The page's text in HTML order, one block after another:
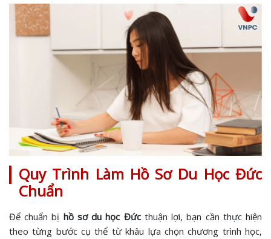
Quy Trình Làm Hồ Sơ Du Học Đức
Chuẩn
Để chuẩn bị hồ sơ du học Đức thuận lợi, bạn cần thực hiện
theo từng bước cụ thể từ khâu lựa chọn chương trình học,